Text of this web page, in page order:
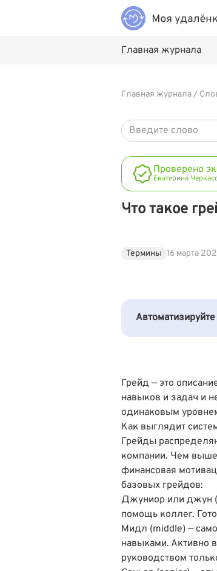
Главная журнала
Главная журнала/
Проверено
Екатерина
Что такое
Термины 16 марта
Грейд — это
навыков и задач и
одинаковым
Как выглядит
Грейды
компании. Чем выше
финансовая
базовых грейдов:
Джуниор или джун
помощь коллег.
Мидл (middle) —
навыками. Активно
руководством